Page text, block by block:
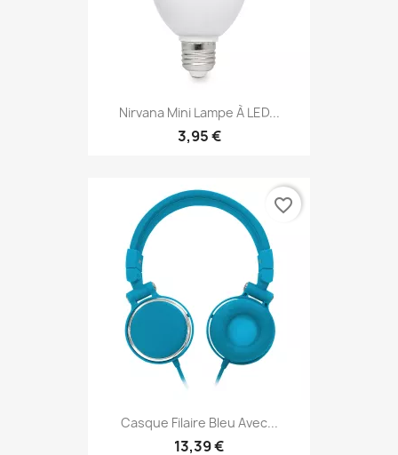
Nirvana Mini Lampe À LED...
3,95 €
Casque Filaire Bleu Avec...
13,39 €
favorite_border